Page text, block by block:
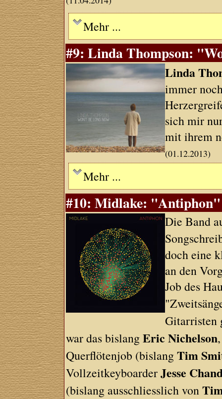
Mehr ...
#9: Linda Thompson:
Linda
immer
sich mir
mit ihrem
(01.12.2013)
Mehr ...
#10: Midlake: "Antiphon"
Die Band
doch eine
an den
Job des
Gitarristen
war das bislangEric Nichelson
Querflötenjob (bislangTim
VollzeitkeyboarderJesse
(bislang ausschliesslich von